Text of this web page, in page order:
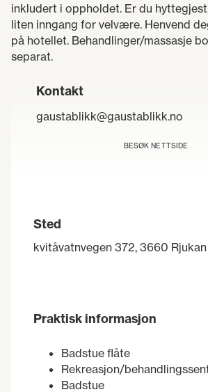
inkludert i oppholdet. Er du
liten inngang for velvære. Henvend
på hotellet. Behandlinger/massasje
separat.
Kontakt
gaustablikk@gaustablikk.no
BESØK NETTSIDE
Sted
kvitåvatnvegen 372, 3660 Rjukan
Praktisk informasjon
Badstue flåte
Rekreasjon/
Badstue